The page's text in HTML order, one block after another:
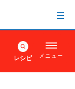
レシピ メニュー